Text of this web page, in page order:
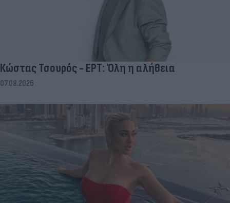
Κώστας Τσουρός - ΕΡΤ: Όλη η αλήθεια
07.08.2026